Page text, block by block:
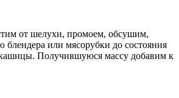
от шелухи, промоем, обсушим,
или мясорубки до состояния
Получившуюся массу добавим к